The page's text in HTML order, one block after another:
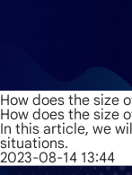
How does the size
How does the size
In this article, we
situations.
2023-08-14 13:44